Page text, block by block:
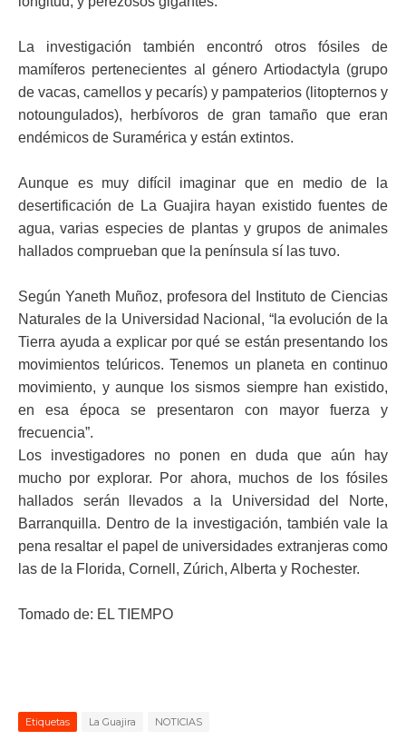
La investigación también encontró otros fósiles de
mamíferos pertenecientes al género Artiodactyla (grupo
de vacas, camellos y pecarís) y pampaterios (litopternos y
notoungulados), herbívoros de gran tamaño que eran
endémicos de Suramérica y están extintos.
Aunque es muy difícil imaginar que en medio de la
desertificación de La Guajira hayan existido fuentes de
agua, varias especies de plantas y grupos de animales
hallados comprueban que la península sí las tuvo.
Según Yaneth Muñoz, profesora del Instituto de Ciencias
Naturales de la Universidad Nacional, “la evolución de la
Tierra ayuda a explicar por qué se están presentando los
movimientos telúricos. Tenemos un planeta en continuo
movimiento, y aunque los sismos siempre han existido,
en esa época se presentaron con mayor fuerza y
frecuencia”.
Los investigadores no ponen en duda que aún hay
mucho por explorar. Por ahora, muchos de los fósiles
hallados serán llevados a la Universidad del Norte,
Barranquilla. Dentro de la investigación, también vale la
pena resaltar el papel de universidades extranjeras como
las de la Florida, Cornell, Zúrich, Alberta y Rochester.
Tomado de: EL TIEMPO
Etiquetas La Guajira NOTICIAS